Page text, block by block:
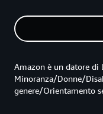
Amazon è un datore di
Minoranza/Donne/
genere/Orientamento